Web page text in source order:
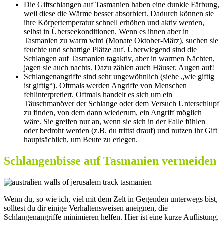
Die Giftschlangen auf Tasmanien haben eine dunkle Färbung,
weil diese die Wärme besser absorbiert. Dadurch können sie
ihre Körpertemperatur schnell erhöhen und aktiv werden,
selbst in Überseekonditionen. Wenn es ihnen aber in
Tasmanien zu warm wird (Monate Oktober-März), suchen sie
feuchte und schattige Plätze auf. Überwiegend sind die
Schlangen auf Tasmanien tagaktiv, aber in warmen Nächten,
jagen sie auch nachts. Dazu zählen auch Häuser. Augen auf!
Schlangenangriffe sind sehr ungewöhnlich (siehe „wie giftig
ist giftig“). Oftmals werden Angriffe von Menschen
fehlinterpretiert. Oftmals handelt es sich um ein
Täuschmanöver der Schlange oder dem Versuch Unterschlupf
zu finden, von dem dann wiederum, ein Angriff möglich
wäre. Sie greifen nur an, wenn sie sich in der Falle fühlen
oder bedroht werden (z.B. du trittst drauf) und nutzen ihr Gift
hauptsächlich, um Beute zu erlegen.
Schlangenbisse auf Tasmanien vermeiden
Wenn du, so wie ich, viel mit dem Zelt in Gegenden unterwegs bist,
solltest du dir einige Verhaltensweisen aneignen, die
Schlangenangriffe minimieren helfen. Hier ist eine kurze Auflistung.